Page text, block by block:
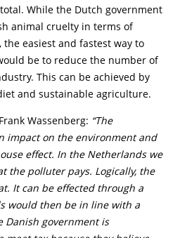
While the Dutch government
animal cruelty in terms of
easiest and fastest way to
be to reduce the number of
This can be achieved by
and sustainable agriculture.
Wassenberg: “The
impact on the environment and
effect. In the Netherlands we
the polluter pays. Logically, the
It can be effected through a
would then be in line with a
Danish government is